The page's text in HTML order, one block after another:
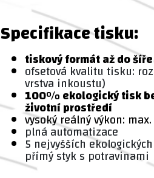
Specifikace tisku:
tiskový formát až do
ofsetová kvalitu tisku:
vrstva inkoustu)
100% ekologický tisk
životní prostředí
vysoký reálný výkon:
plná automatizace
5 nejvyšších
přímý styk s potravinami